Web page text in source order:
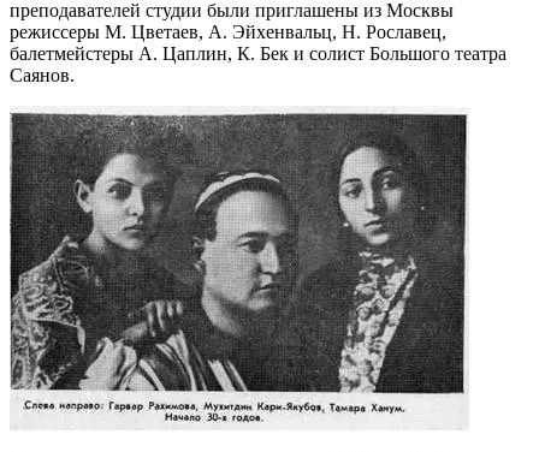
преподавателей студии бы­ли приглашены из Москвы
режиссеры М. Цветаев, А. Эйхенвальц, Н. Рославец,
балетмейстеры А. Цаплин, К. Бек и солист Большого театра
Саянов.